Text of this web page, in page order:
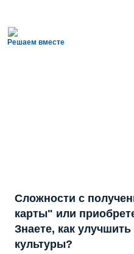
Решаем вместе
Сложности с
карты" или
Знаете, как
культуры?